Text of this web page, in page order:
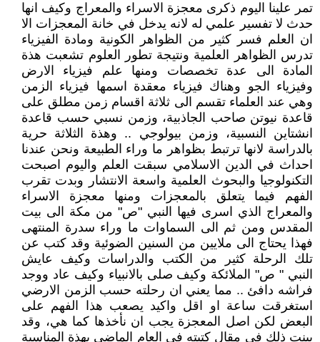
تمر علينا اليوم ذكرى معجزة الاسراء والمعراج وكيف انها
حدث لا تفسير علمي له لانه يدخل في خانة المعجزات الا
ان العلم فسر كثير من الظواهر الكونية ومادة الفيزياء
تدرس الظواهر العلمية ونتيجة تطور العلوم تشعبت هذة
المادة الى عدة تخصصات ومنها علم فيزياء الارض
وفيزياء الجو وهناك فيزياء معقدة اسمها فيزياء الزمن
وهي عند العلماء تقسم الى ثلاثة اقسام زمن مطلق على
قاعدة نيوتن صاحب الجاذبية، وزمن نسبي حسب قاعدة
انشتاين النسبية، وزمن بيولوجي .. وهذة الثلاثة حرية
بالدراسة لانها ترتبط بظواهر ما وراء الطبيعة ونحن عندنا
احداث في الدين الاسلامي سبقت العلم واليوم اصبحت
التكنولوجيا والبحوث العلمية واسعة الانتشار وبدت تقرب
الفهم فيما يتعلق بالمعجزات ومنها معجزة الاسراء
والمعراج الذي اسرى فيها النبي "ص" من مكة الى بيت
المقدس ومن ثم الى السماوات ما وراء سدرة المنتهى
فهذا يحتاج الى ملايين من السنين الضوئية وقد كتب عن
تلك الرحلة كثير من الكتب والدراسات وكيف عايش
النبي " ص" الملائكة وكيف صلى بالانبياء وكيف عاد ووجد
فراشه دافئ .. مما يعني ان رحلته حسب الزمن الارضي
استغرقت ساعة او اقل واكيد يصعب هذا الفهم على
البعض لكن اصل المعجزة يجب ان نأخذها كما هي، وقد
بينت ذلك في مقال كتبته في العام الماضي بهذة المناسبة